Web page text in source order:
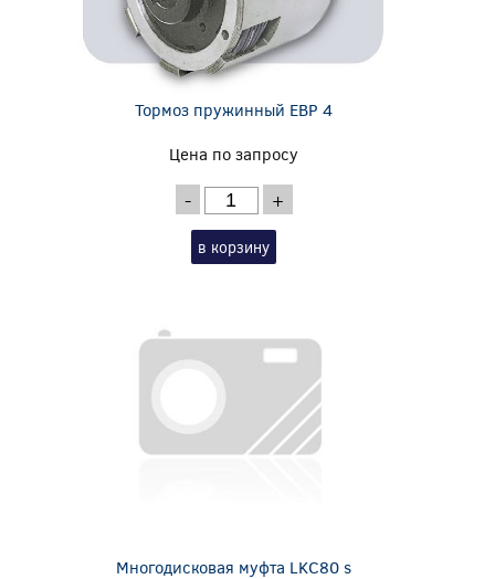
Тормоз пружинный EBP 4
Цена по запросу
- +
в корзину
Многодисковая муфта LKC80 s